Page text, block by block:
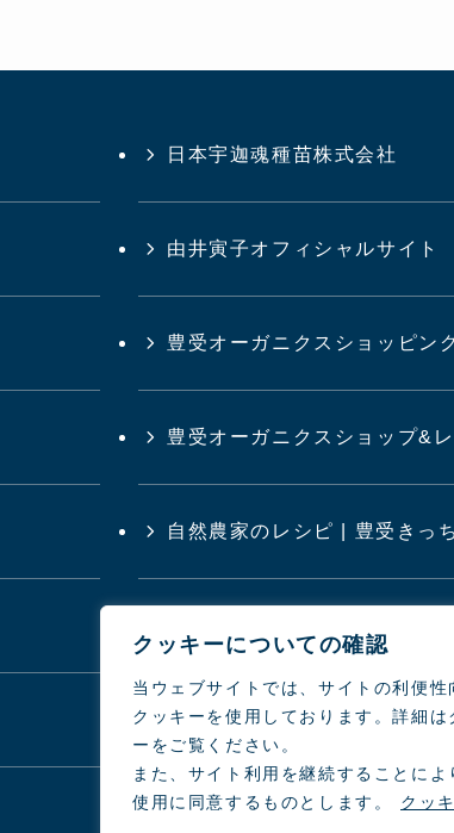
クッキーについての確認
当ウェブサイトでは、サイトの利便性
クッキーを使用しております。詳細は
ーをご覧ください。
また、サイト利用を継続することによ
使用に同意するものとします。
クッ
日本宇迦魂種苗株式会社
由井寅子オフィシャルサイト
豊受オーガニクスショッピン
豊受オーガニクスショップ&
自然農家のレシピ | 豊受きっ
日本の農業と食を考えるシン